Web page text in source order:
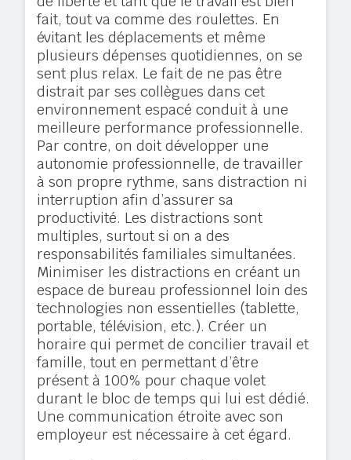
fait, tout va comme des roulettes. En
évitant les déplacements et même
plusieurs dépenses quotidiennes, on se
sent plus relax. Le fait de ne pas être
distrait par ses collègues dans cet
environnement espacé conduit à une
meilleure performance professionnelle.
Par contre, on doit développer une
autonomie professionnelle, de travailler
à son propre rythme, sans distraction ni
interruption afin d’assurer sa
productivité. Les distractions sont
multiples, surtout si on a des
responsabilités familiales simultanées.
Minimiser les distractions en créant un
espace de bureau professionnel loin des
technologies non essentielles (tablette,
portable, télévision, etc.). Créer un
horaire qui permet de concilier travail et
famille, tout en permettant d’être
présent à 100% pour chaque volet
durant le bloc de temps qui lui est dédié.
Une communication étroite avec son
employeur est nécessaire à cet égard.